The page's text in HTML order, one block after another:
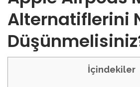
Alternatiflerini
İçindekiler